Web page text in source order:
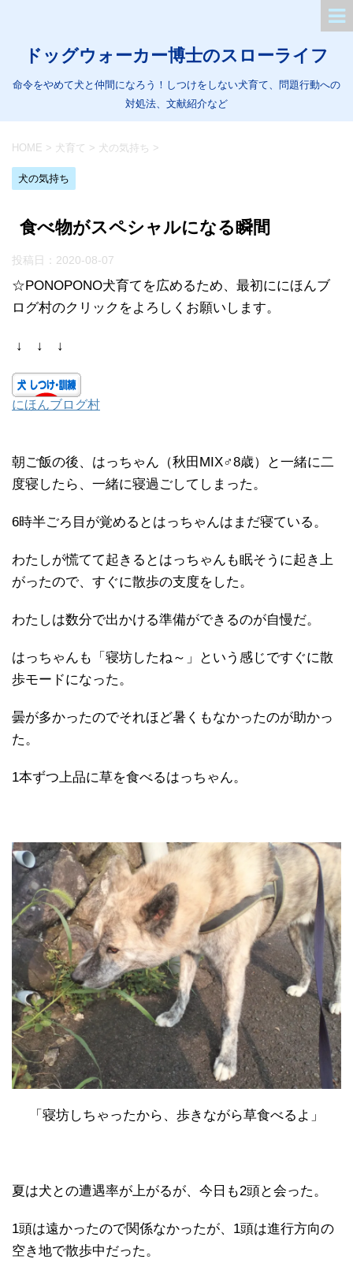
ドッグウォーカー博士のスローライフ
命令をやめて犬と仲間になろう！しつけをしない犬育て、問題行動への
対処法、文献紹介など
HOME > 犬育て > 犬の気持ち >
犬の気持ち
食べ物がスペシャルになる瞬間
投稿日： 2020-08-07
☆PONOPONO犬育てを広めるため、最初ににほんブ
ログ村のクリックをよろしくお願いします。
↓ ↓ ↓
にほんブログ村
朝ご飯の後、はっちゃん（秋田MIX♂8歳）と一緒に二
度寝したら、一緒に寝過ごしてしまった。
6時半ごろ目が覚めるとはっちゃんはまだ寝ている。
わたしが慌てて起きるとはっちゃんも眠そうに起き上
がったので、すぐに散歩の支度をした。
わたしは数分で出かける準備ができるのが自慢だ。
はっちゃんも「寝坊したね～」という感じですぐに散
歩モードになった。
曇が多かったのでそれほど暑くもなかったのが助かっ
た。
1本ずつ上品に草を食べるはっちゃん。
「寝坊しちゃったから、歩きながら草食べるよ」
夏は犬との遭遇率が上がるが、今日も2頭と会った。
1頭は遠かったので関係なかったが、1頭は進行方向の
空き地で散歩中だった。